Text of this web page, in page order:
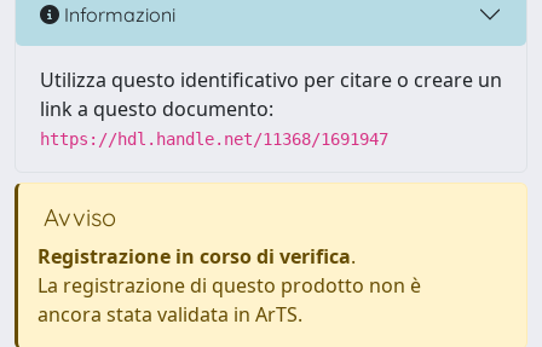
Informazioni
Utilizza questo identificativo per citare o creare un
link a questo documento:
https://hdl.handle.net/11368/1691947
Avviso
Registrazione in corso di verifica.
La registrazione di questo prodotto non è
ancora stata validata in ArTS.